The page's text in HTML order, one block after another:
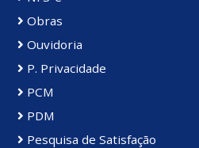
Obras
Ouvidoria
P. Privacidade
PCM
PDM
Pesquisa de Satisfação